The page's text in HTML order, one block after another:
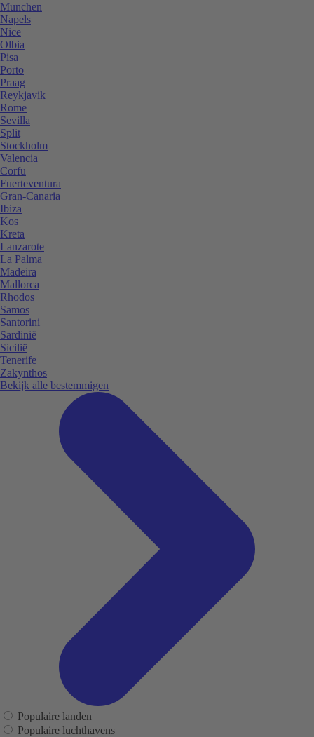
Munchen
Napels
Nice
Olbia
Pisa
Porto
Praag
Reykjavik
Rome
Sevilla
Split
Stockholm
Valencia
Corfu
Fuerteventura
Gran-Canaria
Ibiza
Kos
Kreta
Lanzarote
La Palma
Madeira
Mallorca
Rhodos
Samos
Santorini
Sardinië
Sicilië
Tenerife
Zakynthos
Bekijk alle bestemmigen
Populaire landen
Populaire luchthavens